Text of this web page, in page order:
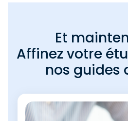
Et
Affinez votre
nos guides